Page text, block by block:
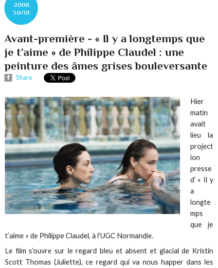
2008
30/01
Avant-première - « Il y a longtemps que
je t’aime » de Philippe Claudel : une
peinture des âmes grises bouleversante
Share
Hier
matin
avait
lieu la
project
ion
presse
d’ « Il y
a
longte
mps
que je
t’aime » de Philippe Claudel, à l‘UGC Normandie.
Le film s’ouvre sur le regard bleu et absent et glacial de Kristin
Scott Thomas (Juliette), ce regard qui va nous happer dans les